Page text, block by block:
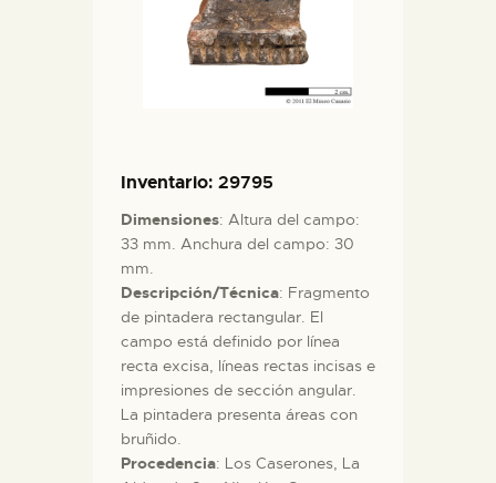
Inventario: 29795
Dimensiones: Altura del campo:
33 mm. Anchura del campo: 30
mm.
Descripción/Técnica: Fragmento
de pintadera rectangular. El
campo está definido por línea
recta excisa, líneas rectas incisas e
impresiones de sección angular.
La pintadera presenta áreas con
bruñido.
Procedencia: Los Caserones, La